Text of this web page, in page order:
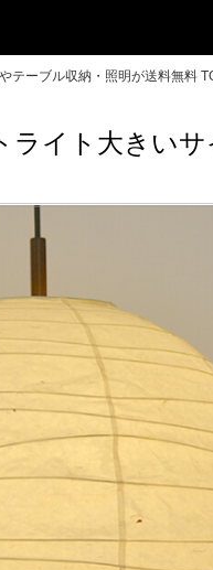
テーブル収納・照明が送料無料
イト大きいサ